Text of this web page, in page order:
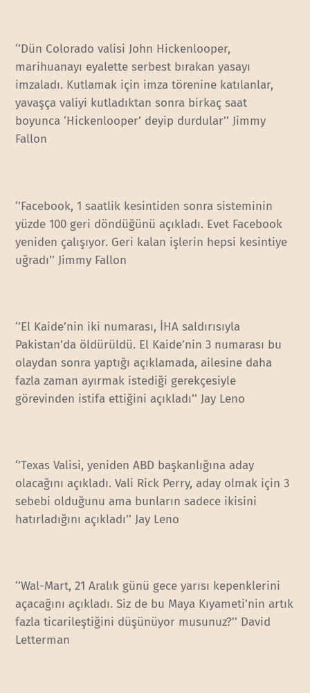
‘’Dün Colorado valisi John Hickenlooper,
marihuanayı eyalette serbest bırakan yasayı
imzaladı. Kutlamak için imza törenine katılanlar,
yavaşça valiyi kutladıktan sonra birkaç saat
boyunca ‘Hickenlooper’ deyip durdular’’ Jimmy
Fallon
‘’Facebook, 1 saatlik kesintiden sonra sisteminin
yüzde 100 geri döndüğünü açıkladı. Evet Facebook
yeniden çalışıyor. Geri kalan işlerin hepsi kesintiye
uğradı’’ Jimmy Fallon
‘’El Kaide’nin iki numarası, İHA saldırısıyla
Pakistan’da öldürüldü. El Kaide’nin 3 numarası bu
olaydan sonra yaptığı açıklamada, ailesine daha
fazla zaman ayırmak istediği gerekçesiyle
görevinden istifa ettiğini açıkladı’’ Jay Leno
‘’Texas Valisi, yeniden ABD başkanlığına aday
olacağını açıkladı. Vali Rick Perry, aday olmak için 3
sebebi olduğunu ama bunların sadece ikisini
hatırladığını açıkladı’’ Jay Leno
‘’Wal-Mart, 21 Aralık günü gece yarısı kepenklerini
açacağını açıkladı. Siz de bu Maya Kıyameti’nin artık
fazla ticarileştiğini düşünüyor musunuz?’’ David
Letterman